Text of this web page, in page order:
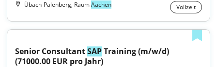
Übach-Palenberg, RaumAachen Vollzeit
Senior Consultant SAP Training (m/w/d)
(71000.00 EUR pro Jahr)